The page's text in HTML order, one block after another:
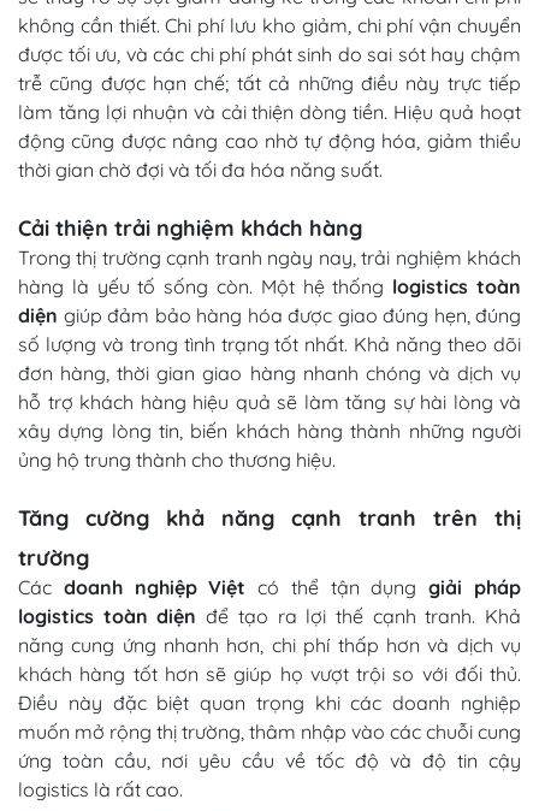
không cần thiết. Chi phí lưu kho giảm, chi phí vận chuyển
được tối ưu, và các chi phí phát sinh do sai sót hay chậm
trễ cũng được hạn chế; tất cả những điều này trực tiếp
làm tăng lợi nhuận và cải thiện dòng tiền. Hiệu quả hoạt
động cũng được nâng cao nhờ tự động hóa, giảm thiểu
thời gian chờ đợi và tối đa hóa năng suất.
Cải thiện trải nghiệm khách hàng
Trong thị trường cạnh tranh ngày nay, trải nghiệm khách
hàng là yếu tố sống còn. Một hệ thống logistics toàn
diện giúp đảm bảo hàng hóa được giao đúng hẹn, đúng
số lượng và trong tình trạng tốt nhất. Khả năng theo dõi
đơn hàng, thời gian giao hàng nhanh chóng và dịch vụ
hỗ trợ khách hàng hiệu quả sẽ làm tăng sự hài lòng và
xây dựng lòng tin, biến khách hàng thành những người
ủng hộ trung thành cho thương hiệu.
Tăng cường khả năng cạnh tranh trên thị
trường
Các doanh nghiệp Việt có thể tận dụnggiải pháp
logistics toàn diện để tạo ra lợi thế cạnh tranh. Khả
năng cung ứng nhanh hơn, chi phí thấp hơn và dịch vụ
khách hàng tốt hơn sẽ giúp họ vượt trội so với đối thủ.
Điều này đặc biệt quan trọng khi các doanh nghiệp
muốn mở rộng thị trường, thâm nhập vào các chuỗi cung
ứng toàn cầu, nơi yêu cầu về tốc độ và độ tin cậy
logistics là rất cao.